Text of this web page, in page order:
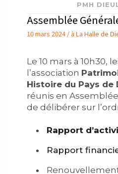
PMH
Assemblée
10 mars 2024 / à La Halle de
Le 10 mars à 10h30,
l’association
Histoire du Pays de
réunis en
de délibérer sur
Rapport
Rapport